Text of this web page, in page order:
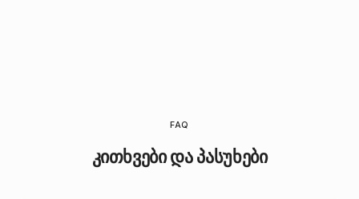
FAQ
კითხვები და პასუხები